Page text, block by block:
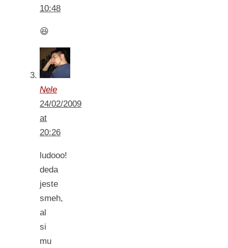
10:48
😆
Nele
24/02/2009
at
20:26
ludooo!
deda
jeste
smeh,
al
si
mu